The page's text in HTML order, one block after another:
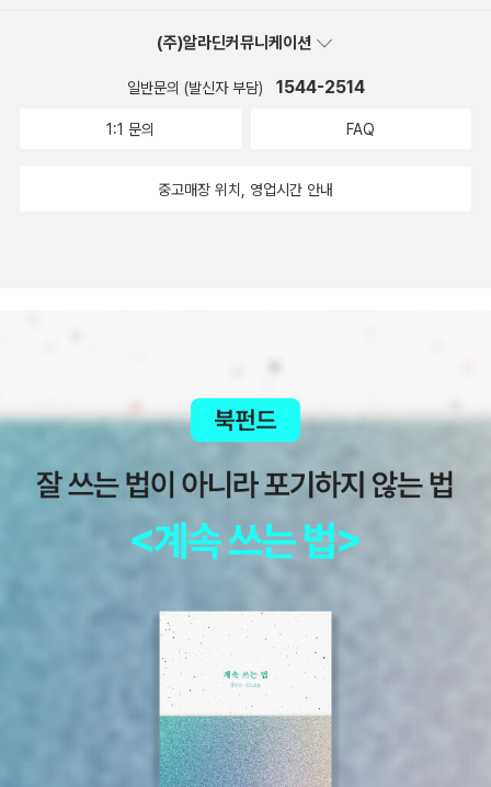
위 장르를 폭넓게 소개할 예정입니다. 무엇보다 스릴러 소설은 재미
스릴러 소설의 가장 큰 장점입니다. 모중석 씨는 바로 여기에 초점을
맞춘 프리미엄급 스릴러 소설만을 엄선해 독자들에게 선보일 예정입
던 스릴러가 주를 이룰 것입니다. 그동안 볼 수 없었던 화끈한 액션과
소설의 대중화를 주도했다. 지난 4월 출간된 스콧 스미스의 <폐허>
역시 드림웍스의 제작 아래 올해 초 미국에서 개봉돼 관심을 끈 케이
의 경찰소설 <경관의 피>를 선보일 예정”이라고 밝혀 한국에서 다소
생소한 일본 경찰소설이 소개될 만큼 국내 장르문학 시장의 저변이
넓어졌음을 시사했다 1.탈선 제임스 시겔 2.단 한번의 시선 1 할렌 코
소통을 전혀 찾아 볼수 없기에 우리들 모두가 사이코패스가 되가는
것이 아닌가 겁이 나기도 합니다.의외뢰 사이코 패스에 관한 책들이
(주)알라딘커뮤니케이션
일반문의 (발신자 부담) 1544-2514
1:1 문의 FAQ
중고매장 위치, 영업시간 안내